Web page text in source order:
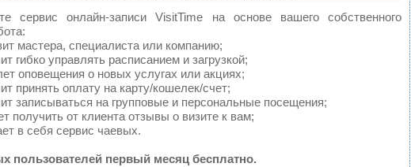
сервис онлайн-записи VisitTime на основе вашего собственного
мастера, специалиста или компанию;
гибко управлять расписанием и загрузкой;
оповещения о новых услугах или акциях;
принять оплату на карту/кошелек/счет;
записываться на групповые и персональные посещения;
получить от клиента отзывы о визите к вам;
в себя сервис чаевых.
пользователей первый месяц бесплатно.